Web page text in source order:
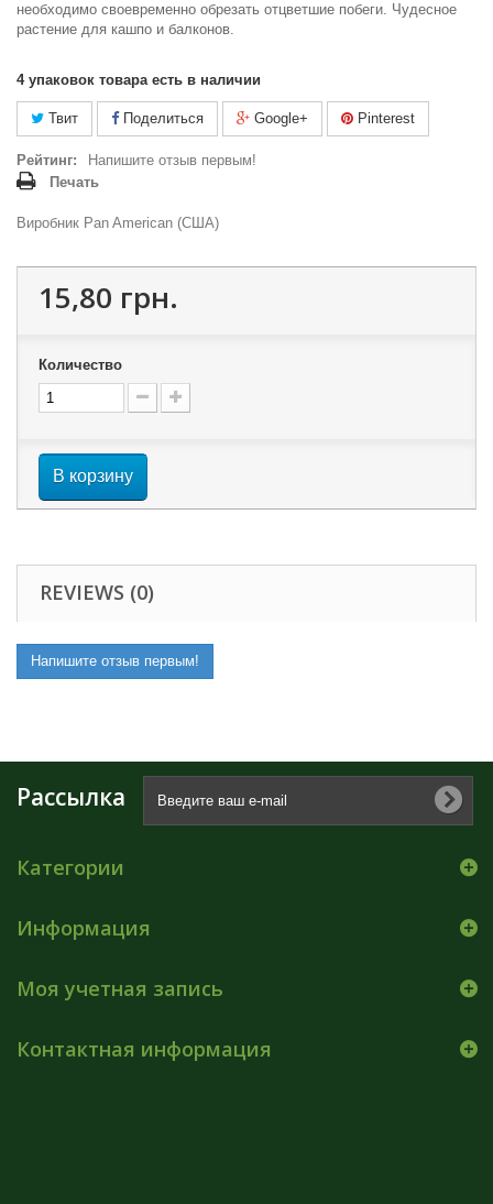
необходимо своевременно обрезать отцветшие побеги. Чудесное
растение для кашпо и балконов.
4 упаковок товара есть в наличии
Твит Поделиться Google+ Pinterest
Рейтинг:
Напишите отзыв первым!
Печать
Виробник Pan American (США)
15,80 грн.
Количество
В корзину
REVIEWS (0)
Напишите отзыв первым!
Рассылка
Категории
Информация
Моя учетная запись
Контактная информация